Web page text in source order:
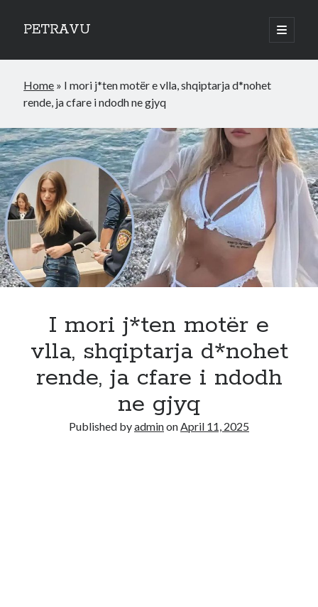
PETRAVU
open
primary
Sidebar
Bank
Credit Cards
World
Home » I mori j*ten motër e vlla, shqiptarja d*nohet
rende, ja cfare i ndodh ne gjyq
I mori j*ten motër e
vlla, shqiptarja d*nohet
rende, ja cfare i ndodh
ne gjyq
Published byadminonApril 11, 2025